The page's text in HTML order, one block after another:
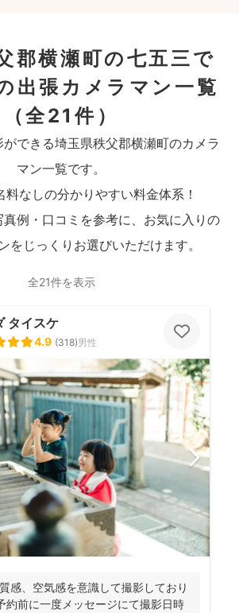
郡横瀬町の七五三で
出張カメラマン一覧
（全21件）
できる埼玉県秩父郡横瀬町のカメラ
マン一覧です。
なしの分かりやすい料金体系！
例・口コミを参考に、お気に入りの
をじっくりお選びいただけます。
全21件を表示
タイスケ
4.9 (318)男性
感、空気感を意識して撮影しており
前に一度メッセージにて撮影日時